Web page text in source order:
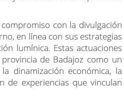
piedra artificial resistente a
que permite su iluminación
estelares integrados: uno
verano, que se visualizan
este mirador está diseñado
de noche, favoreciendo la
patrimonio natural.